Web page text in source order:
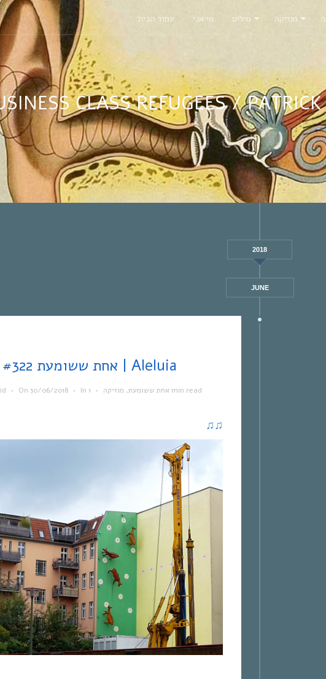
עמוד הבית מי אני מילים מוזיקה
CLASS REFUGEES /
2018
JUNE
אחת ששומעת #322 | 28/6/18 | Aleluia
• On 30/06/2018 • In אחת ששומעת, מוזיקה • 1 min read
♫
♫